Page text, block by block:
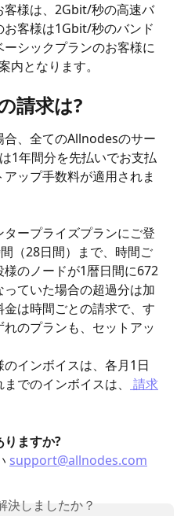
客様は、2Gbit/秒の高速バ
お客様は1Gbit/秒のバンド
シックプランのお客様に
となります。
請求は?
、全てのAllnodesのサー
1年間分を先払いでお支払
ップ手数料が適用されま
ープライズプランにご登
（28日間）まで、時間ご
のノードが1暦日間に672
ていた場合の超過分は加
は時間ごとの請求で、す
のプランも、セットアッ
インボイスは、各月1日
でのインボイスは、
請求
りますか?
support@allnodes.com
決しましたか？